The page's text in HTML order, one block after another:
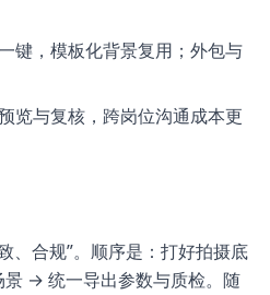
键，模板化背景复用；外包与
览与复核，跨岗位沟通成本更
、合规”。顺序是：打好拍摄底
→ 统一导出参数与质检。随